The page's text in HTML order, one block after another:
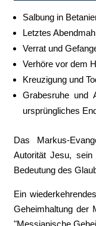
Salbung in
Letztes
Verrat und
Verhöre vor dem
Kreuzigung und
Grabesruhe und
ursprüngliches
Das Markus-
Autorität Jesu,
Bedeutung des
Ein
Geheimhaltung der
"Messianische